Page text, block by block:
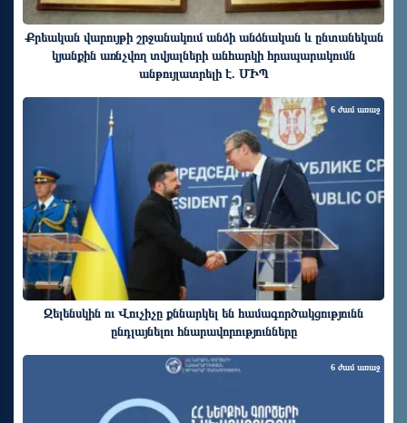
Քրեական վարույթի շրջանակում անձի անձնական և ընտանեկան
կյանքին առնչվող տվյալների անհարկի հրապարակումն
անթույլատրելի է. ՄԻՊ
Զելենսկին ու Վուչիչը քննարկել են համագործակցությունն
ընդլայնելու հնարավորությունները
6 ժամ առաջ
6 ժամ առաջ